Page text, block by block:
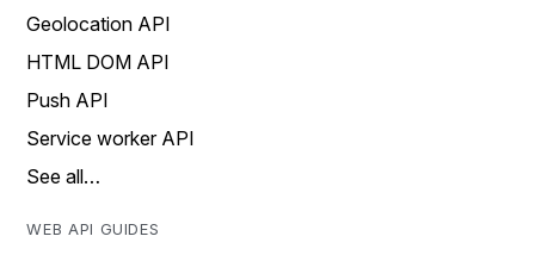
Geolocation API
HTML DOM API
Push API
Service worker API
See all…
WEB API GUIDES